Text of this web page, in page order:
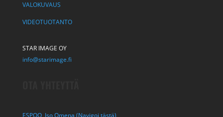
VALOKUVAUS
VIDEOTUOTANTO
STAR IMAGE OY
info@starimage.fi